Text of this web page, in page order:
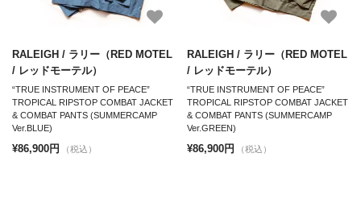
RALEIGH / ラリー（RED MOTEL
/ レッドモーテル）
“TRUE INSTRUMENT OF PEACE”
TROPICAL RIPSTOP COMBAT JACKET
& COMBAT PANTS (SUMMERCAMP
Ver.BLUE)
¥86,900円 （税込）
RALEIGH / ラリー（RED MOTEL
/ レッドモーテル）
“TRUE INSTRUMENT OF PEACE”
TROPICAL RIPSTOP COMBAT JACKET
& COMBAT PANTS (SUMMERCAMP
Ver.GREEN)
¥86,900円 （税込）